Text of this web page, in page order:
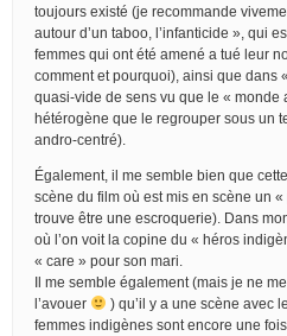
toujours existé (je recommande
autour d’un taboo, l’infanticide », qui
femmes qui ont été amené a tué leur
comment et pourquoi), ainsi que dans
quasi-vide de sens vu que le « monde
hétérogène que le regrouper sous un
andro-centré).
Également, il me semble bien que
scène du film où est mis en scène un
trouve être une escroquerie). Dans
où l’on voit la copine du « héros
« care » pour son mari.
Il me semble également (mais je ne
l’avouer
) qu’il y a une scène avec
femmes indigènes sont encore une